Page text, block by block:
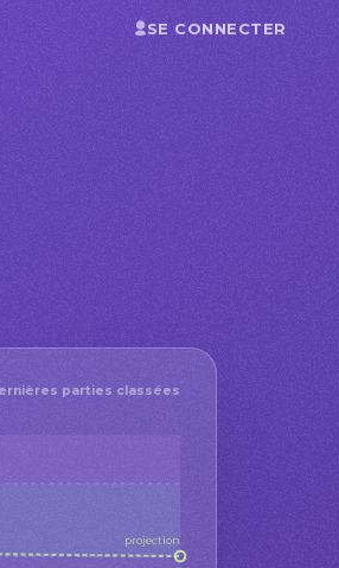
SE CONNECTER
parties classées
projection